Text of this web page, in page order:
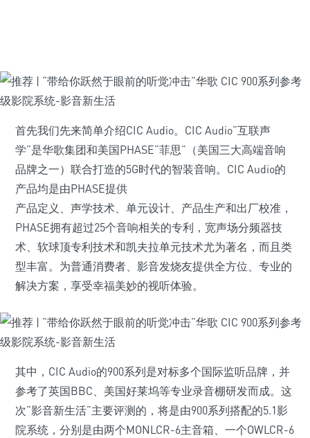
首先我们先来简单介绍CIC Audio。CIC Audio“互联声
学”是华歌集团和美国PHASE“菲思”（美国三大高端音响
品牌之一）联合打造的5G时代的智装音响。CIC Audio的
产品均是由PHASE提供
产品定义、声学技术、单元设计、产品生产和出厂校准，
PHASE拥有超过25个音响相关的专利，宽声场分频器技
术、软球顶专利技术和凯夫拉单元技术尤为著名，而且类
型丰富。为普通消费者、影音发烧友提供全方位、专业的
解决方案，享受幸福美妙的视听体验。
其中，CIC Audio的900系列是对标多个国际监听品牌，并
参考了英国BBC、美国好莱坞等专业录音棚研发而成。这
次“影音新生活”主要评测的，将是由900系列搭配的5.1影
院系统，分别是由两个MONLCR-6主音箱、一个OWLCR-6